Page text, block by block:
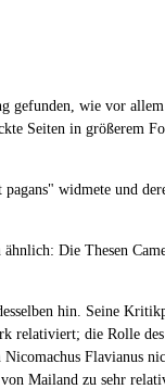
wie vor allem
Seiten in größerem
widmete und
Die Thesen
hin. Seine
relativiert; die Rolle
Nicomachus Flavianus
Mailand zu sehr